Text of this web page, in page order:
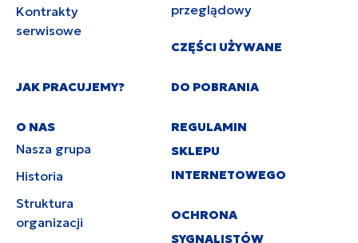
Kontrakty
serwisowe
przeglądowy
CZĘŚCI UŻYWANE
JAK PRACUJEMY?
O NAS
Nasza grupa
Historia
Struktura
organizacji
DO POBRANIA
REGULAMIN
SKLEPU
INTERNETOWEGO
OCHRONA
SYGNALISTÓW